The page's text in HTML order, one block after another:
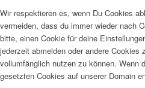
Wir respektieren es, wenn Du Cookies
vermeiden, dass du immer wieder nach
bitte, einen Cookie für deine
jederzeit abmelden oder andere Cookies
vollumfänglich nutzen zu können. Wenn
gesetzten Cookies auf unserer Domain